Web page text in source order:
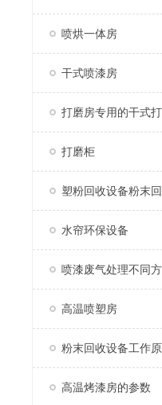
喷烘一体房
干式喷漆房
打磨房专用的干式
打磨柜
塑粉回收设备粉末
水帘环保设备
喷漆废气处理不同
高温喷塑房
粉末回收设备工作
高温烤漆房的参数